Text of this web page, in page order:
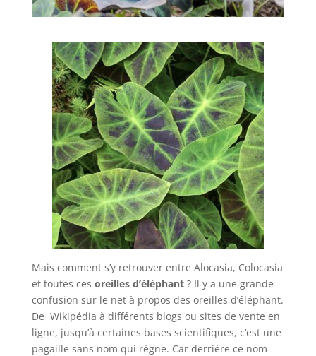
Mais comment s’y retrouver entre Alocasia, Colocasia
et toutes ces oreilles d’éléphant? Il y a une grande
confusion sur le net à propos des oreilles d’éléphant.
De Wikipédia à différents blogs ou sites de vente en
ligne, jusqu’à certaines bases scientifiques, c’est une
pagaille sans nom qui règne. Car derrière ce nom